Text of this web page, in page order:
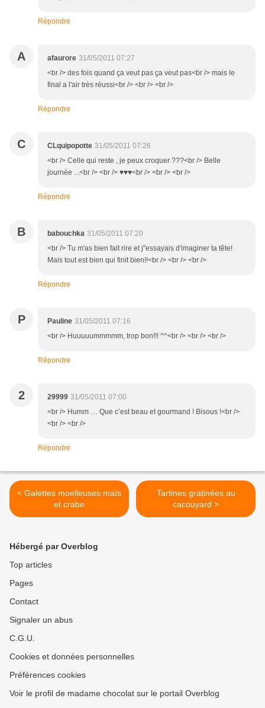
Répondre
A afaurore 31/05/2011 07:27
<br /> des fois quand ça veut pas ça veut pas<br /> mais le
final a l'air très réussi<br /> <br /> <br />
Répondre
C CLquipopotte 31/05/2011 07:26
<br /> Celle qui reste , je peux croquer ???<br /> Belle
journée ...<br /> <br /> ♥♥♥<br /> <br /> <br />
Répondre
B babouchka 31/05/2011 07:20
<br /> Tu m'as bien fait rire et j"essayais d'imaginer ta tête!
Mais tout est bien qui finit bien!!<br /> <br /> <br />
Répondre
P Pauline 31/05/2011 07:16
<br /> Huuuuummmmm, trop bon!!! ^^<br /> <br /> <br />
Répondre
2 29999 31/05/2011 07:00
<br /> Humm … Que c’est beau et gourmand ! Bisous !<br />
<br /> <br />
Répondre
< Galettes moelleuses maïs
et crabe
Tartines gratinées au
cacouyard >
Hébergé par Overblog
Top articles
Pages
Contact
Signaler un abus
C.G.U.
Cookies et données personnelles
Préférences cookies
Voir le profil de madame chocolat sur le portail Overblog